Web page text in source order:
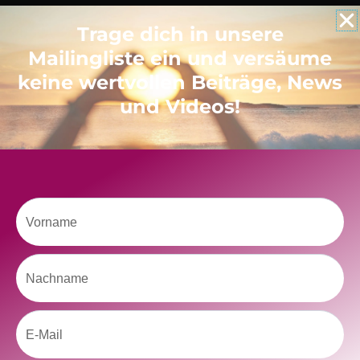
Like uns auf Facebook
akzeptieren und diesen Inhalt zu aktivieren
Trage dich in unsere
Mailingliste ein und versäume
keine wertvollen Beiträge, News
und Videos!
Vorname
Nachname
Email